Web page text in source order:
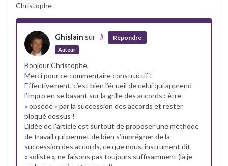
Christophe
Ghislain sur
Auteur
# Répondre
Bonjour Christophe,
Merci pour ce commentaire constructif !
Effectivement, c’est bien l’écueil de celui qui apprend
l’impro en se basant sur la grille des accords : être
« obsédé » par la succession des accords et rester
bloqué dessus !
L’idée de l’article est surtout de proposer une méthode
de travail qui permet de bien s’imprégner de la
succession des accords, ce que nous, instrument dit
« soliste », ne faisons pas toujours suffisamment (là je